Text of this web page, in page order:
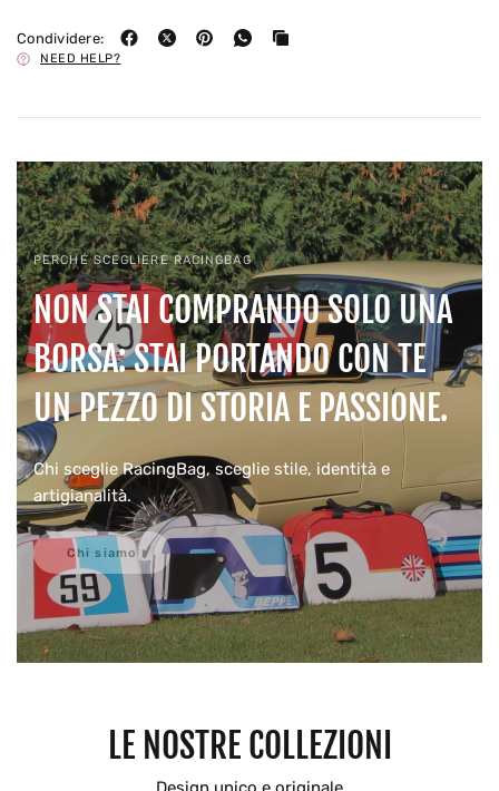
Condividere:
NEED HELP?
PERCHÉ SCEGLIERE RACINGBAG
NON STAI COMPRANDO SOLO UNA
BORSA: STAI PORTANDO CON TE
UN PEZZO DI STORIA E PASSIONE.
Chi sceglie RacingBag, sceglie stile, identità e
artigianalità.
Chi siamo
LE NOSTRE COLLEZIONI